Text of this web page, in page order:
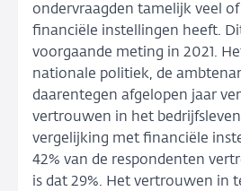
ondervraagden tamelijk veel
financiële instellingen heeft.
voorgaande meting in 2021.
nationale politiek, de
daarentegen afgelopen jaar
vertrouwen in het
vergelijking met financiële
42% van de respondenten
is dat 29%. Het vertrouwen in